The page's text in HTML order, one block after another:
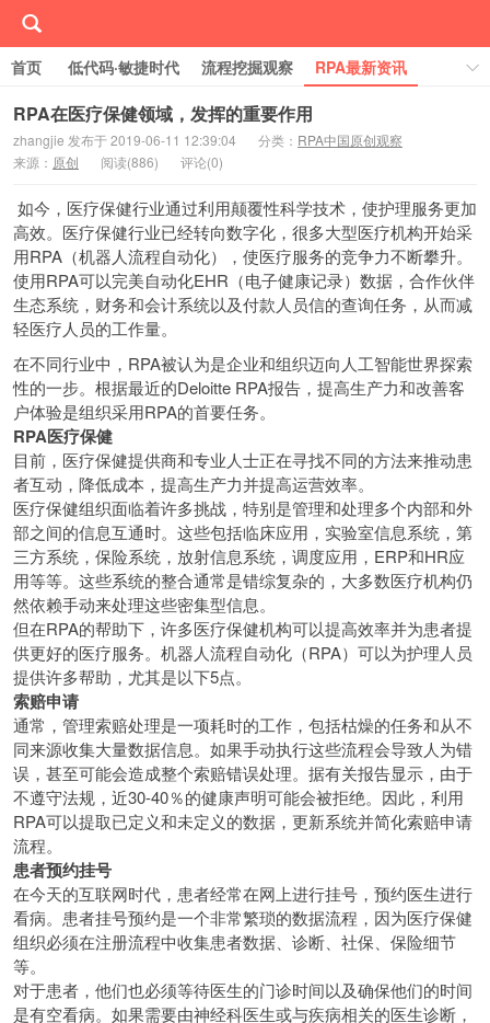
首页 低代码·敏捷时代 流程挖掘观察
RPA最新资讯
线下/线上活动Event
行业案例库
学习RPA
关于RPA中国
RPA在医疗保健领域，发挥的重要作用
zhangjie 发布于 2019-06-11 12:39:04 分类： RPA中国原创观察
来源： 原创 阅读(886) 评论(0)
如今，医疗保健行业通过利用颠覆性科学技术，使护理服务更加
高效。医疗保健行业已经转向数字化，很多大型医疗机构开始采
用RPA（机器人流程自动化），使医疗服务的竞争力不断攀升。
使用RPA可以完美自动化EHR（电子健康记录）数据，合作伙伴
生态系统，财务和会计系统以及付款人员信的查询任务，从而减
轻医疗人员的工作量。
在不同行业中，RPA被认为是企业和组织迈向人工智能世界探索
性的一步。根据最近的Deloitte RPA报告，提高生产力和改善客
户体验是组织采用RPA的首要任务。
RPA医疗保健
目前，医疗保健提供商和专业人士正在寻找不同的方法来推动患
者互动，降低成本，提高生产力并提高运营效率。
医疗保健组织面临着许多挑战，特别是管理和处理多个内部和外
部之间的信息互通时。这些包括临床应用，实验室信息系统，第
三方系统，保险系统，放射信息系统，调度应用，ERP和HR应
用等等。这些系统的整合通常是错综复杂的，大多数医疗机构仍
然依赖手动来处理这些密集型信息。
但在RPA的帮助下，许多医疗保健机构可​​以提高效率并为患者提
供更好的医疗服务。机器人流程自动化（RPA）可以为护理人员
提供许多帮助，尤其是以下5点。
索赔申请
通常，管理索赔处理是一项耗时的工作，包括枯燥的任务和从不
同来源收集大量数据信息。如果手动执行这些流程会导致人为错
误，甚至可能会造成整个索赔错误处理。据有关报告显示，由于
不遵守法规，近30-40％的健康声明可能会被拒绝。因此，利用
RPA可以提取已定义和未定义的数据，更新系统并简化索赔申请
流程。
患者预约挂号
在今天的互联网时代，患者经常在网上进行挂号，预约医生进行
看病。患者挂号预约是一个非常繁琐的数据流程，因为医疗保健
组织必须在注册流程中收集患者数据、诊断、社保、保险细节
等。
对于患者，他们也必须等待医生的门诊时间以及确保他们的时间
是有空看病。如果需要由神经科医生或与疾病相关的医生诊断，